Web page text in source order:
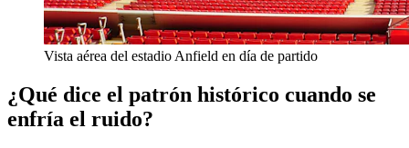
Vista aérea del estadio Anfield en día de partido
¿Qué dice el patrón histórico cuando se
enfría el ruido?